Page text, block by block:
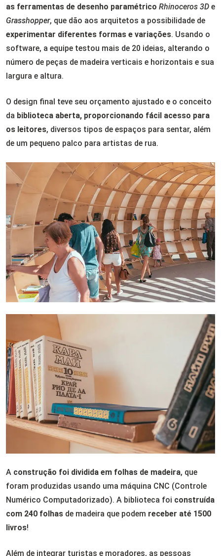
as ferramentas de desenho paramétrico Rhinoceros 3D e
Grasshopper, que dão aos arquitetos a possibilidade de
experimentar diferentes formas e variações. Usando o
software, a equipe testou mais de 20 ideias, alterando o
número de peças de madeira verticais e horizontais e sua
largura e altura.
O design final teve seu orçamento ajustado e o conceito
da biblioteca aberta, proporcionando fácil acesso para
os leitores, diversos tipos de espaços para sentar, além
de um pequeno palco para artistas de rua.
A construção foi dividida em folhas de madeira, que
foram produzidas usando uma máquina CNC (Controle
Numérico Computadorizado). A biblioteca foi construída
com 240 folhas de madeira que podem receber até 1500
livros!
Além de integrar turistas e moradores, as pessoas